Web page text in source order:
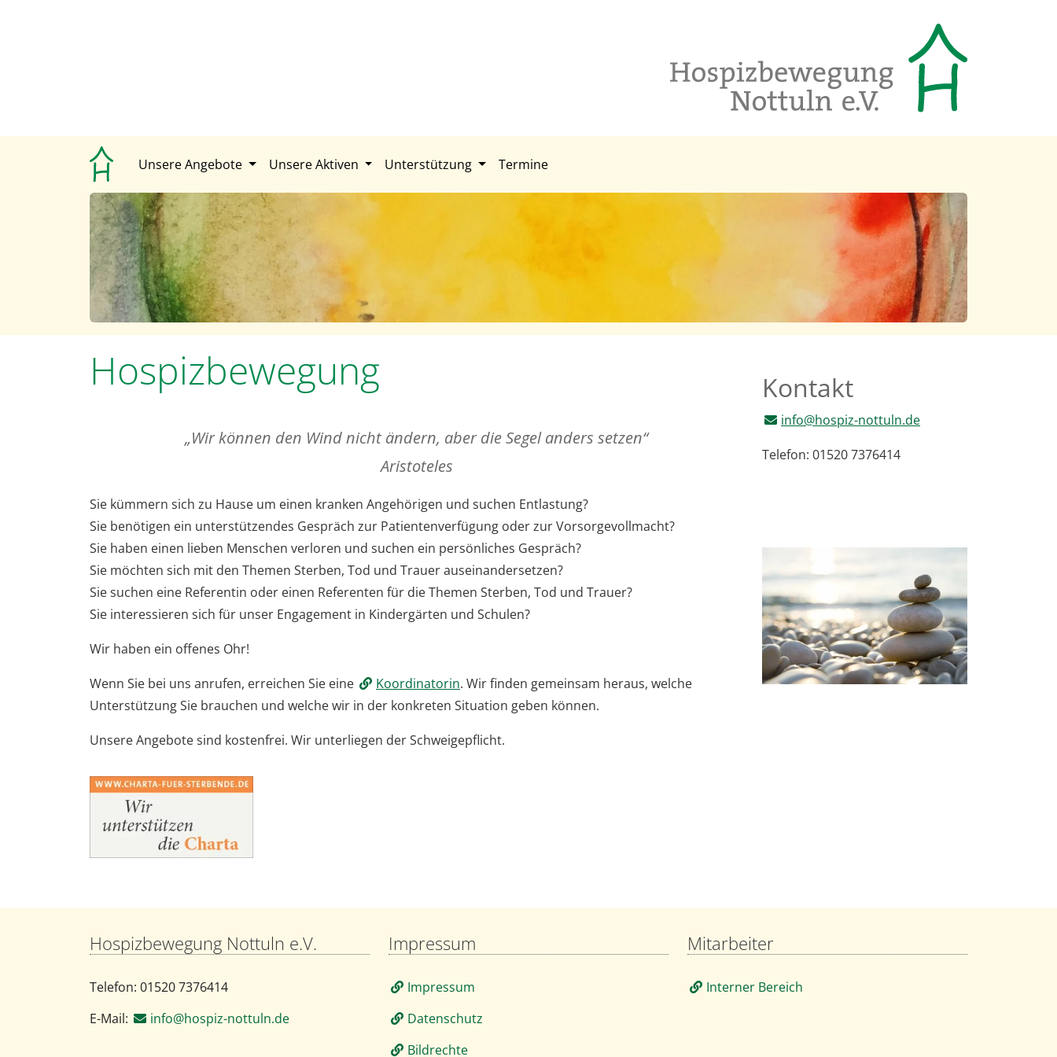
Unsere Angebote Unsere Aktiven Unterstützung Termine
Kontakt
info@hospiz-nottuln.de
Telefon: 01520 7376414
Hospizbewegung
„Wir können den Wind nicht ändern, aber die Segel anders setzen“
Aristoteles
Sie kümmern sich zu Hause um einen kranken Angehörigen und suchen Entlastung?
Sie benötigen ein unterstützendes Gespräch zur Patientenverfügung oder zur Vorsorgevollmacht?
Sie haben einen lieben Menschen verloren und suchen ein persönliches Gespräch?
Sie möchten sich mit den Themen Sterben, Tod und Trauer auseinandersetzen?
Sie suchen eine Referentin oder einen Referenten für die Themen Sterben, Tod und Trauer?
Sie interessieren sich für unser Engagement in Kindergärten und Schulen?
Wir haben ein offenes Ohr!
Wenn Sie bei uns anrufen, erreichen Sie eine
Koordinatorin. Wir finden gemeinsam heraus, welche
Unterstützung Sie brauchen und welche wir in der konkreten Situation geben können.
Unsere Angebote sind kostenfrei. Wir unterliegen der Schweigepflicht.
Hospizbewegung Nottuln e.V.
Telefon: 01520 7376414
E-Mail:
info@hospiz-nottuln.de
Impressum
Impressum
Datenschutz
Bildrechte
Mitarbeiter
Interner Bereich